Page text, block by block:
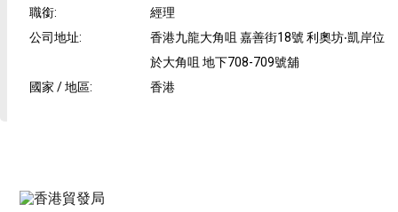
職銜:
經理
公司地址:
香港九龍大角咀 嘉善街18號 利奧坊‧凱岸位
於大角咀 地下708-709號舖
國家 / 地區: 香港